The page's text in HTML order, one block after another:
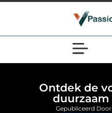
Ontdek de
Gepubliceerd